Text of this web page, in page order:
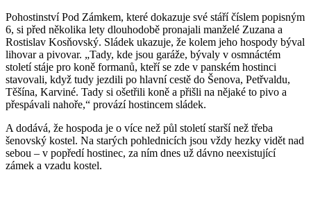
Pohostinství Pod Zámkem, které dokazuje své stáří číslem popisným
6, si před několika lety dlouhodobě pronajali manželé Zuzana a
Rostislav Kosňovský. Sládek ukazuje, že kolem jeho hospody býval
lihovar a pivovar. „Tady, kde jsou garáže, bývaly v osmnáctém
století stáje pro koně formanů, kteří se zde v panském hostinci
stavovali, když tudy jezdili po hlavní cestě do Šenova, Petřvaldu,
Těšína, Karviné. Tady si ošetřili koně a přišli na nějaké to pivo a
přespávali nahoře,“ provází hostincem sládek.
A dodává, že hospoda je o více než půl století starší než třeba
šenovský kostel. Na starých pohlednicích jsou vždy hezky vidět nad
sebou – v popředí hostinec, za ním dnes už dávno neexistující
zámek a vzadu kostel.